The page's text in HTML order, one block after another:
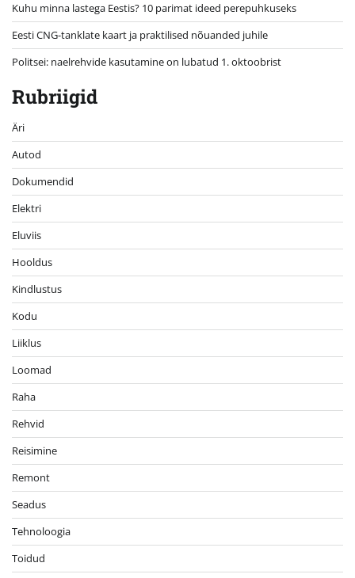
Kuhu minna lastega Eestis? 10 parimat ideed perepuhkuseks
Eesti CNG-tanklate kaart ja praktilised nõuanded juhile
Politsei: naelrehvide kasutamine on lubatud 1. oktoobrist
Rubriigid
Äri
Autod
Dokumendid
Elektri
Eluviis
Hooldus
Kindlustus
Kodu
Liiklus
Loomad
Raha
Rehvid
Reisimine
Remont
Seadus
Tehnoloogia
Toidud